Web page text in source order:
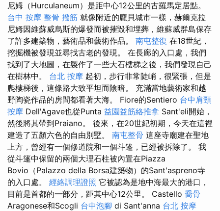
尼姆（Hurculaneum）是距中心12公里的古羅馬定居點。
台中 按摩 整骨 撥筋 就像附近的龐貝城市一樣，赫爾克拉
尼姆因維蘇威烏斯的爆發而被摧毀和埋葬，維蘇威群島保存
了許多建築物，藝術品和藝術作品。 南屯整復 在18世紀，
挖掘機被發現並尋找古老的發現。 在長廊的入口處，我們
找到了大地圖，在製作了一些大石樓梯之後，我們發現自己
在樹林中。 台北 按摩 起初，步行非常陡峭，很緊張，但是
爬樓梯後，這條路大致平坦而陰暗。 充滿當地藝術家和越
野陶瓷作品的房間都看著大海。 Fiore的Sentiero 台中肩頸
按摩 Dell'Agave也從Punta 益園益筋絡推拿 Sant'eli開始，
然後將其帶到Praiano。 後來，在20世紀初期，今天在這裡
建造了五顏六色的自由別墅。 南屯整骨 這座寺廟建在聖地
上方，曾經有一個修道院和一個斗篷，已經被拆除了。 我
從斗篷中保留的兩個大理石柱被內置在Piazza
Bovio（Palazzo della Borsa建築物）的Sant'aspreno寺
的入口處。 經絡調理證照 它被認為是地中海最大的港口，
目前是首都的一部分，距其中心12公里。 Castello 喬骨
Aragonese和Scogli 台中泡腳 di Sant'anna 台北 按摩